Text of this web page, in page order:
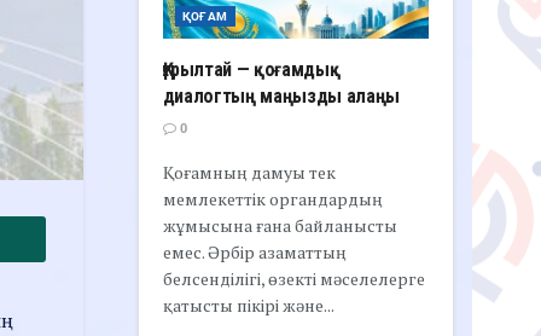
ҚОҒАМ
Құрылтай — қоғамдық
диалогтың маңызды алаңы
0
Қоғамның дамуы тек
мемлекеттік органдардың
жұмысына ғана байланысты
емес. Әрбір азаматтың
белсенділігі, өзекті мәселелерге
қатысты пікірі және...